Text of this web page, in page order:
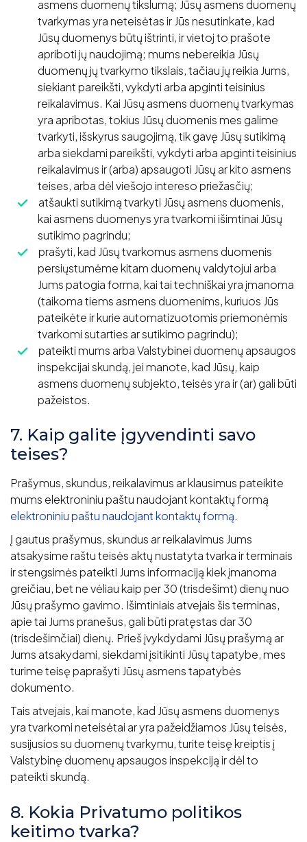
asmens duomenų tikslumą; Jūsų asmens duomenų
tvarkymas yra neteisėtas ir Jūs nesutinkate, kad
Jūsų duomenys būtų ištrinti, ir vietoj to prašote
apriboti jų naudojimą; mums nebereikia Jūsų
duomenų jų tvarkymo tikslais, tačiau jų reikia Jums,
siekiant pareikšti, vykdyti arba apginti teisinius
reikalavimus. Kai Jūsų asmens duomenų tvarkymas
yra apribotas, tokius Jūsų duomenis mes galime
tvarkyti, išskyrus saugojimą, tik gavę Jūsų sutikimą
arba siekdami pareikšti, vykdyti arba apginti teisinius
reikalavimus ir (arba) apsaugoti Jūsų ar kito asmens
teises, arba dėl viešojo intereso priežasčių;
atšaukti sutikimą tvarkyti Jūsų asmens duomenis,
kai asmens duomenys yra tvarkomi išimtinai Jūsų
sutikimo pagrindu;
prašyti, kad Jūsų tvarkomus asmens duomenis
persiųstumėme kitam duomenų valdytojui arba
Jums patogia forma, kai tai techniškai yra įmanoma
(taikoma tiems asmens duomenims, kuriuos Jūs
pateikėte ir kurie automatizuotomis priemonėmis
tvarkomi sutarties ar sutikimo pagrindu);
pateikti mums arba Valstybinei duomenų apsaugos
inspekcijai skundą, jei manote, kad Jūsų, kaip
asmens duomenų subjekto, teisės yra ir (ar) gali būti
pažeistos.
7. Kaip galite įgyvendinti savo
teises?
Prašymus, skundus, reikalavimus ar klausimus pateikite
mums elektroniniu paštu naudojant kontaktų formą
elektroniniu paštu naudojant kontaktų formą.
Į gautus prašymus, skundus ar reikalavimus Jums
atsakysime raštu teisės aktų nustatyta tvarka ir terminais
ir stengsimės pateikti Jums informaciją kiek įmanoma
greičiau, bet ne vėliau kaip per 30 (trisdešimt) dienų nuo
Jūsų prašymo gavimo. Išimtiniais atvejais šis terminas,
apie tai Jums pranešus, gali būti pratęstas dar 30
(trisdešimčiai) dienų. Prieš įvykdydami Jūsų prašymą ar
Jums atsakydami, siekdami įsitikinti Jūsų tapatybe, mes
turime teisę paprašyti Jūsų asmens tapatybės
dokumento.
Tais atvejais, kai manote, kad Jūsų asmens duomenys
yra tvarkomi neteisėtai ar yra pažeidžiamos Jūsų teisės,
susijusios su duomenų tvarkymu, turite teisę kreiptis į
Valstybinę duomenų apsaugos inspekciją ir dėl to
pateikti skundą.
8. Kokia Privatumo politikos
keitimo tvarka?